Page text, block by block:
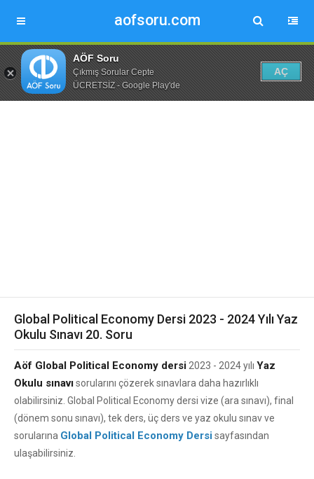
aofsoru.com
AÖF Soru
Çıkmış Sorular Cepte
ÜCRETSİZ - Google Play'de
AÇ
Global Political Economy Dersi 2023 - 2024 Yılı Yaz
Okulu Sınavı 20. Soru
Aöf Global Political Economy dersi 2023 - 2024 yılı Yaz
Okulu sınavısorularını çözerek sınavlara daha hazırlıklı
olabilirsiniz. Global Political Economy dersi vize (ara sınavı), final
(dönem sonu sınavı), tek ders, üç ders ve yaz okulu sınav ve
sorularına Global Political Economy Dersisayfasından
ulaşabilirsiniz.